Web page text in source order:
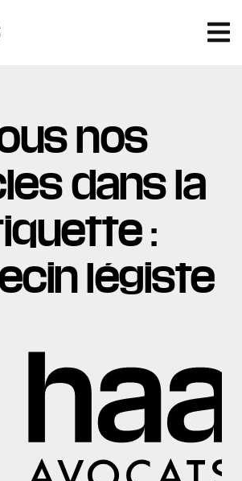
nos
dans la
:
légiste